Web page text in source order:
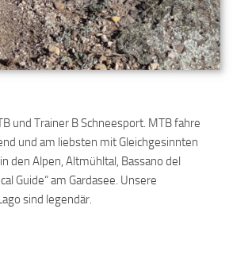
und Trainer B Schneesport. MTB fahre
und am liebsten mit Gleichgesinnten
den Alpen, Altmühltal, Bassano del
Guide“ am Gardasee. Unsere
sind legendär.